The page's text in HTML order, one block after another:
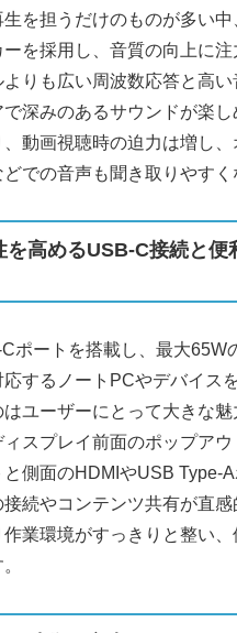
生を担うだけのものが多い
を採用し、音質の向上に注
りも広い周波数応答と高
深みのあるサウンドが楽し
、動画視聴時の迫力は増し
での音声も聞き取りやすく
を高めるUSB-C接続と便
ポートを搭載し、最大65W
応するノートPCやデバイス
ユーザーにとって大きな魅
ィスプレイ前面のポップア
と側面のHDMIやUSB Type-
続やコンテンツ共有が直感
作業環境がすっきりと整い